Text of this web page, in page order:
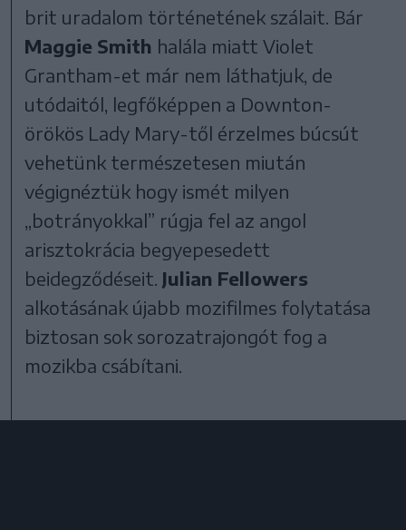
brit uradalom történetének szálait. Bár
Maggie Smith halála miatt Violet
Grantham-et már nem láthatjuk, de
utódaitól, legfőképpen a Downton-
örökös Lady Mary-től érzelmes búcsút
vehetünk természetesen miután
végignéztük hogy ismét milyen
„botrányokkal” rúgja fel az angol
arisztokrácia begyepesedett
beidegződéseit. Julian Fellowers
alkotásának újabb mozifilmes folytatása
biztosan sok sorozatrajongót fog a
mozikba csábítani.